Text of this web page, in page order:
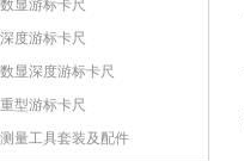
数显游标卡尺
深度游标卡尺
数显深度游标卡尺
重型游标卡尺
测量工具套装及配件